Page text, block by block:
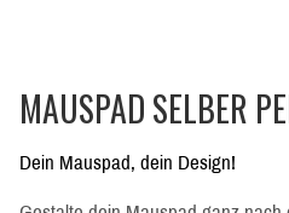
MAUSPAD SELBER
Dein Mauspad, dein Design!